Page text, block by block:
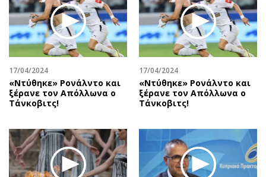
Διπλωματία
Αθλητισμός
Κύπρος
Διεθνή
Κληρώσεις Allwyn
Οικονομία
Real Estate
Επιχειρήσεις
Θέσεις εργασίας
Geek
Νέα
Social
Αυτοκίνηση
Πολιτική
Οικονομία
Γενικά
17/04/2024
«Ντύθηκε» Ρονάλντο και
ξέρανε τον Απόλλωνα ο
Τάνκοβιτς!
17/04/2024
«Ντύθηκε» Ρονάλντο και
ξέρανε τον Απόλλωνα ο
Τάνκοβιτς!